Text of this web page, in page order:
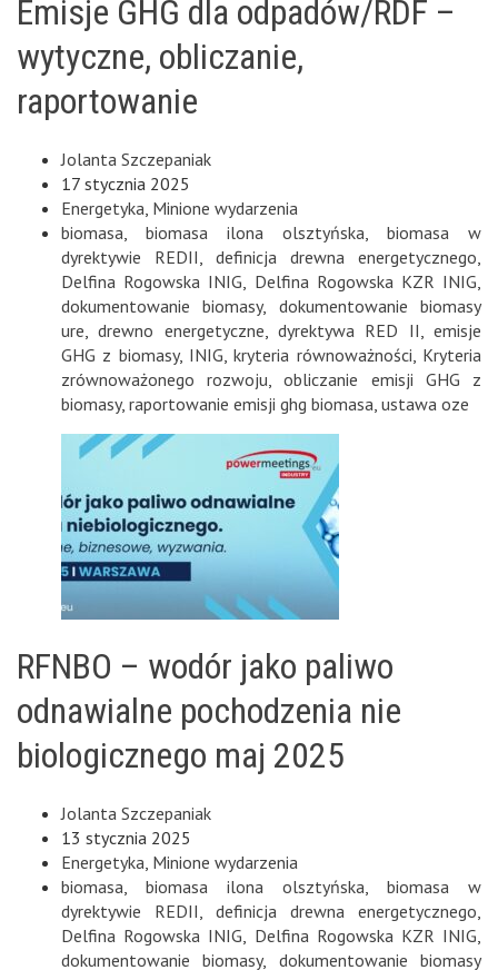
Emisje GHG dla odpadów/RDF –
wytyczne, obliczanie,
raportowanie
Jolanta Szczepaniak
17 stycznia 2025
Energetyka, Minione wydarzenia
biomasa, biomasa ilona olsztyńska, biomasa w
dyrektywie REDII, definicja drewna energetycznego,
Delfina Rogowska INIG, Delfina Rogowska KZR INIG,
dokumentowanie biomasy, dokumentowanie biomasy
ure,drewno energetyczne,dyrektywa RED II,emisje
GHG z biomasy, INIG,kryteria równoważności, Kryteria
zrównoważonego rozwoju,obliczanie emisji GHG z
biomasy, raportowanie emisji ghg biomasa, ustawa oze
RFNBO – wodór jako paliwo
odnawialne pochodzenia nie
biologicznego maj 2025
Jolanta Szczepaniak
13 stycznia 2025
Energetyka, Minione wydarzenia
biomasa, biomasa ilona olsztyńska, biomasa w
dyrektywie REDII, definicja drewna energetycznego,
Delfina Rogowska INIG, Delfina Rogowska KZR INIG,
dokumentowanie biomasy, dokumentowanie biomasy